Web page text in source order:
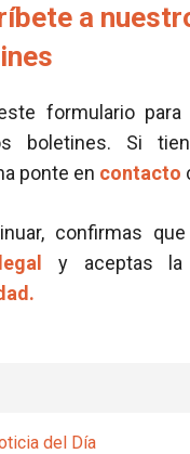
a
formulario
boletines. Si
ponte en contacto
confirmas
y aceptas la
del Día